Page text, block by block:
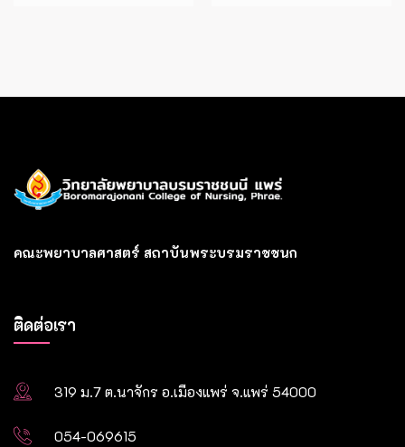
คณะพยาบาลศาสตร์ สถาบันพระบรมราชชนก
ติดต่อเรา
319 ม.7 ต.นาจักร อ.เมืองแพร่ จ.แพร่ 54000
054-069615